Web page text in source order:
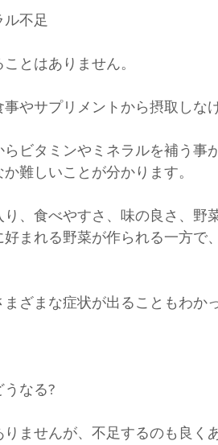
不足
とはありません。
やサプリメントから摂取しな
ビタミンやミネラルを補う事
難しいことが分かります。
、食べやすさ、味の良さ、野
まれる野菜が作られる一方で
ざまな症状が出ることもわか
うなる?
ませんが、不足するのも良く